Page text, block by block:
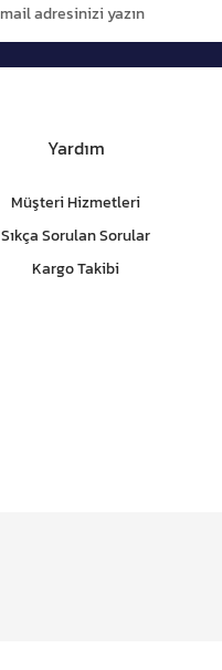
Yardım
Müşteri Hizmetleri
Sıkça Sorulan Sorular
Kargo Takibi